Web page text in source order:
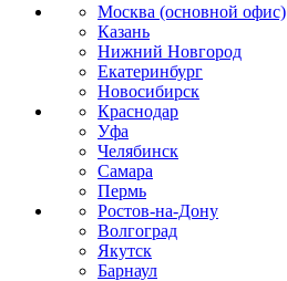
Москва (основной офис)
Казань
Нижний Новгород
Екатеринбург
Новосибирск
Краснодар
Уфа
Челябинск
Самара
Пермь
Ростов-на-Дону
Волгоград
Якутск
Барнаул